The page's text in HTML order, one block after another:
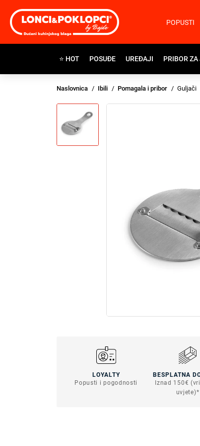
POPUSTI
⭐ HOT POSUĐE UREĐAJI PRIBOR
Naslovnica Ibili Pomagala i pribor Guljači
LOYALTY
Popusti i pogodnosti
BESPLATNA
Iznad 150€
uvjete)*